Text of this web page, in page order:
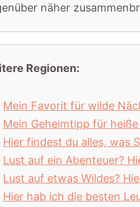
näher
Regionen:
Mein Favorit für wilde
Mein Geheimtipp für
Hier findest du alles, was
Lust auf ein Abenteuer?
Lust auf etwas Wildes?
Hier hab ich die besten